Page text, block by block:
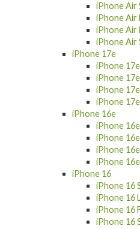
iPhone Air
iPhone Air
iPhone Air
iPhone Air
iPhone 17e
iPhone
iPhone 17e
iPhone
iPhone
iPhone 16e
iPhone
iPhone 16e
iPhone
iPhone
iPhone 16
iPhone 16
iPhone 16
iPhone 16
iPhone 16